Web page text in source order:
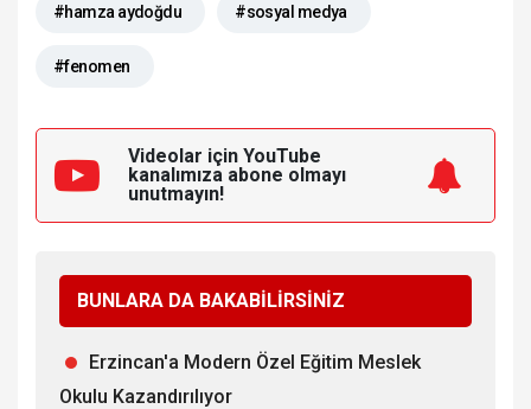
#hamza aydoğdu #sosyal medya
#fenomen
Videolar için YouTube
kanalımıza abone olmayı
unutmayın!
BUNLARA DA BAKABİLİRSİNİZ
Erzincan'a Modern Özel Eğitim Meslek
Okulu Kazandırılıyor